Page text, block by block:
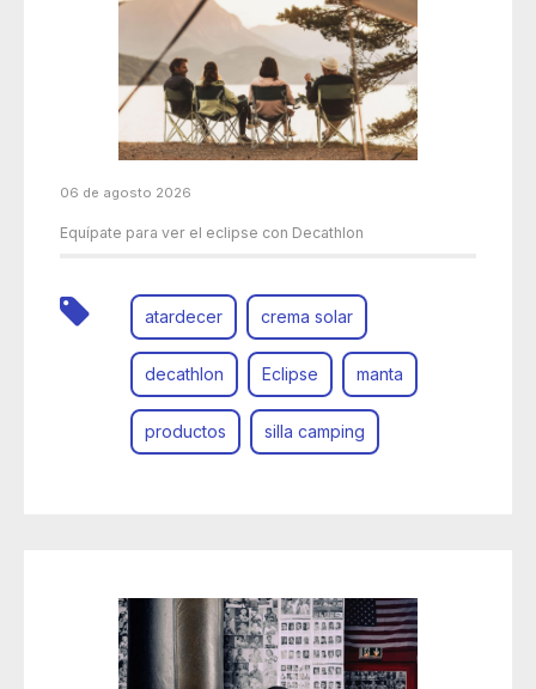
06 de agosto 2026
Equípate para ver el eclipse con Decathlon
atardecer crema solar
decathlon Eclipse manta
productos silla camping